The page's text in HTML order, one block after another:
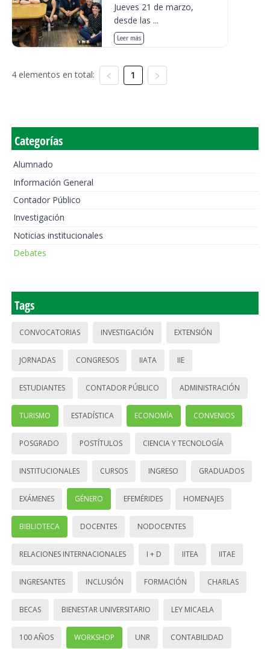
Jueves 21 de marzo,
desde las ...
Leer más
4 elementos en total: 1
Categorías
Alumnado
Información General
Contador Público
Investigación
Noticias institucionales
Debates
Tags
CONVOCATORIAS INVESTIGACIÓN EXTENSIÓN
JORNADAS CONGRESOS IIATA IIE
ESTUDIANTES CONTADOR PÚBLICO ADMINISTRACIÓN
TURISMO ESTADÍSTICA ECONOMÍA CONVENIOS
POSGRADO POSTÍTULOS CIENCIA Y TECNOLOGÍA
INSTITUCIONALES CURSOS INGRESO GRADUADOS
EXÁMENES GÉNERO EFEMÉRIDES HOMENAJES
BIBLIOTECA DOCENTES NODOCENTES
RELACIONES INTERNACIONALES I + D IITEA IITAE
INGRESANTES INCLUSIÓN FORMACIÓN CHARLAS
BECAS BIENESTAR UNIVERSITARIO LEY MICAELA
100 AÑOS WORKSHOP UNR CONTABILIDAD